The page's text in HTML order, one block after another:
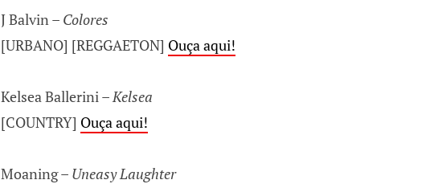
J Balvin – Colores
[URBANO] [REGGAETON] Ouça aqui!
Kelsea Ballerini –Kelsea
[COUNTRY] Ouça aqui!
Moaning – Uneasy Laughter